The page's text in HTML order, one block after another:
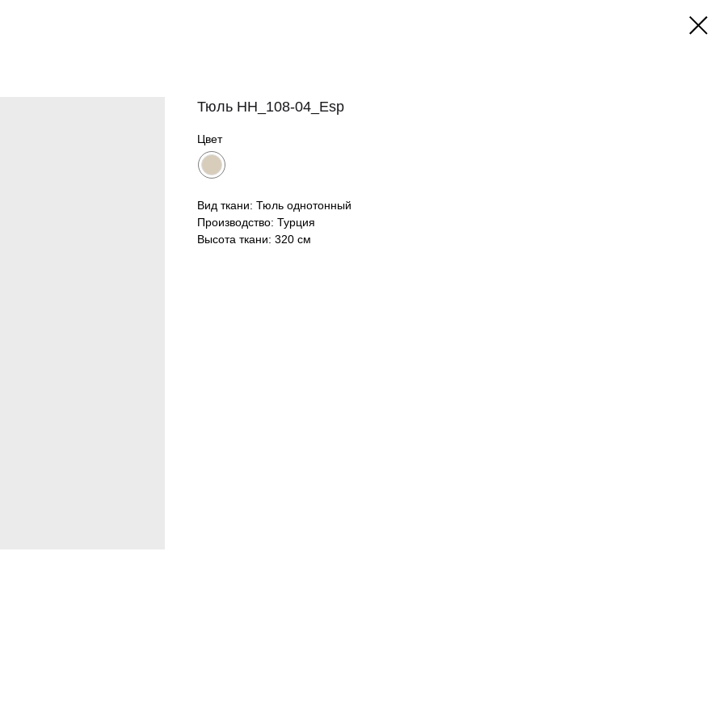
Тюль HH_108-04_Esp
Цвет
Вид ткани: Тюль однотонный
Производство: Турция
Высота ткани: 320 см